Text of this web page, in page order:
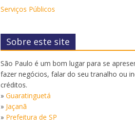
Serviços Públicos
Sobre este site
São Paulo é um bom lugar para se
fazer negócios, falar do seu tranalho ou
créditos.
» Guaratinguetá
» Jaçanã
» Prefeitura de SP